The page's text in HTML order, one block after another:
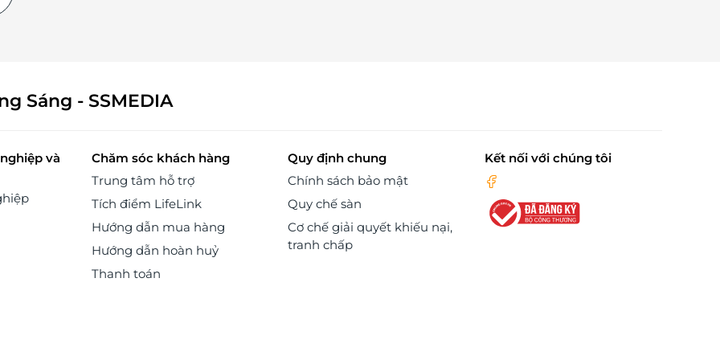
Sáng - SSMEDIA
và
Chăm sóc khách hàng
Trung tâm hỗ trợ
Tích điểm LifeLink
Hướng dẫn mua hàng
Hướng dẫn hoàn huỷ
Thanh toán
Quy định chung
Chính sách bảo mật
Quy chế sàn
Cơ chế giải quyết khiếu nại,
tranh chấp
Kết nối với chúng tôi